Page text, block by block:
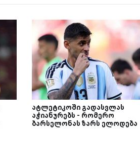
ატლეტიკოში გადასვლას
აჭიანურებს - რომერო
ბარსელონას ზარს ელოდება